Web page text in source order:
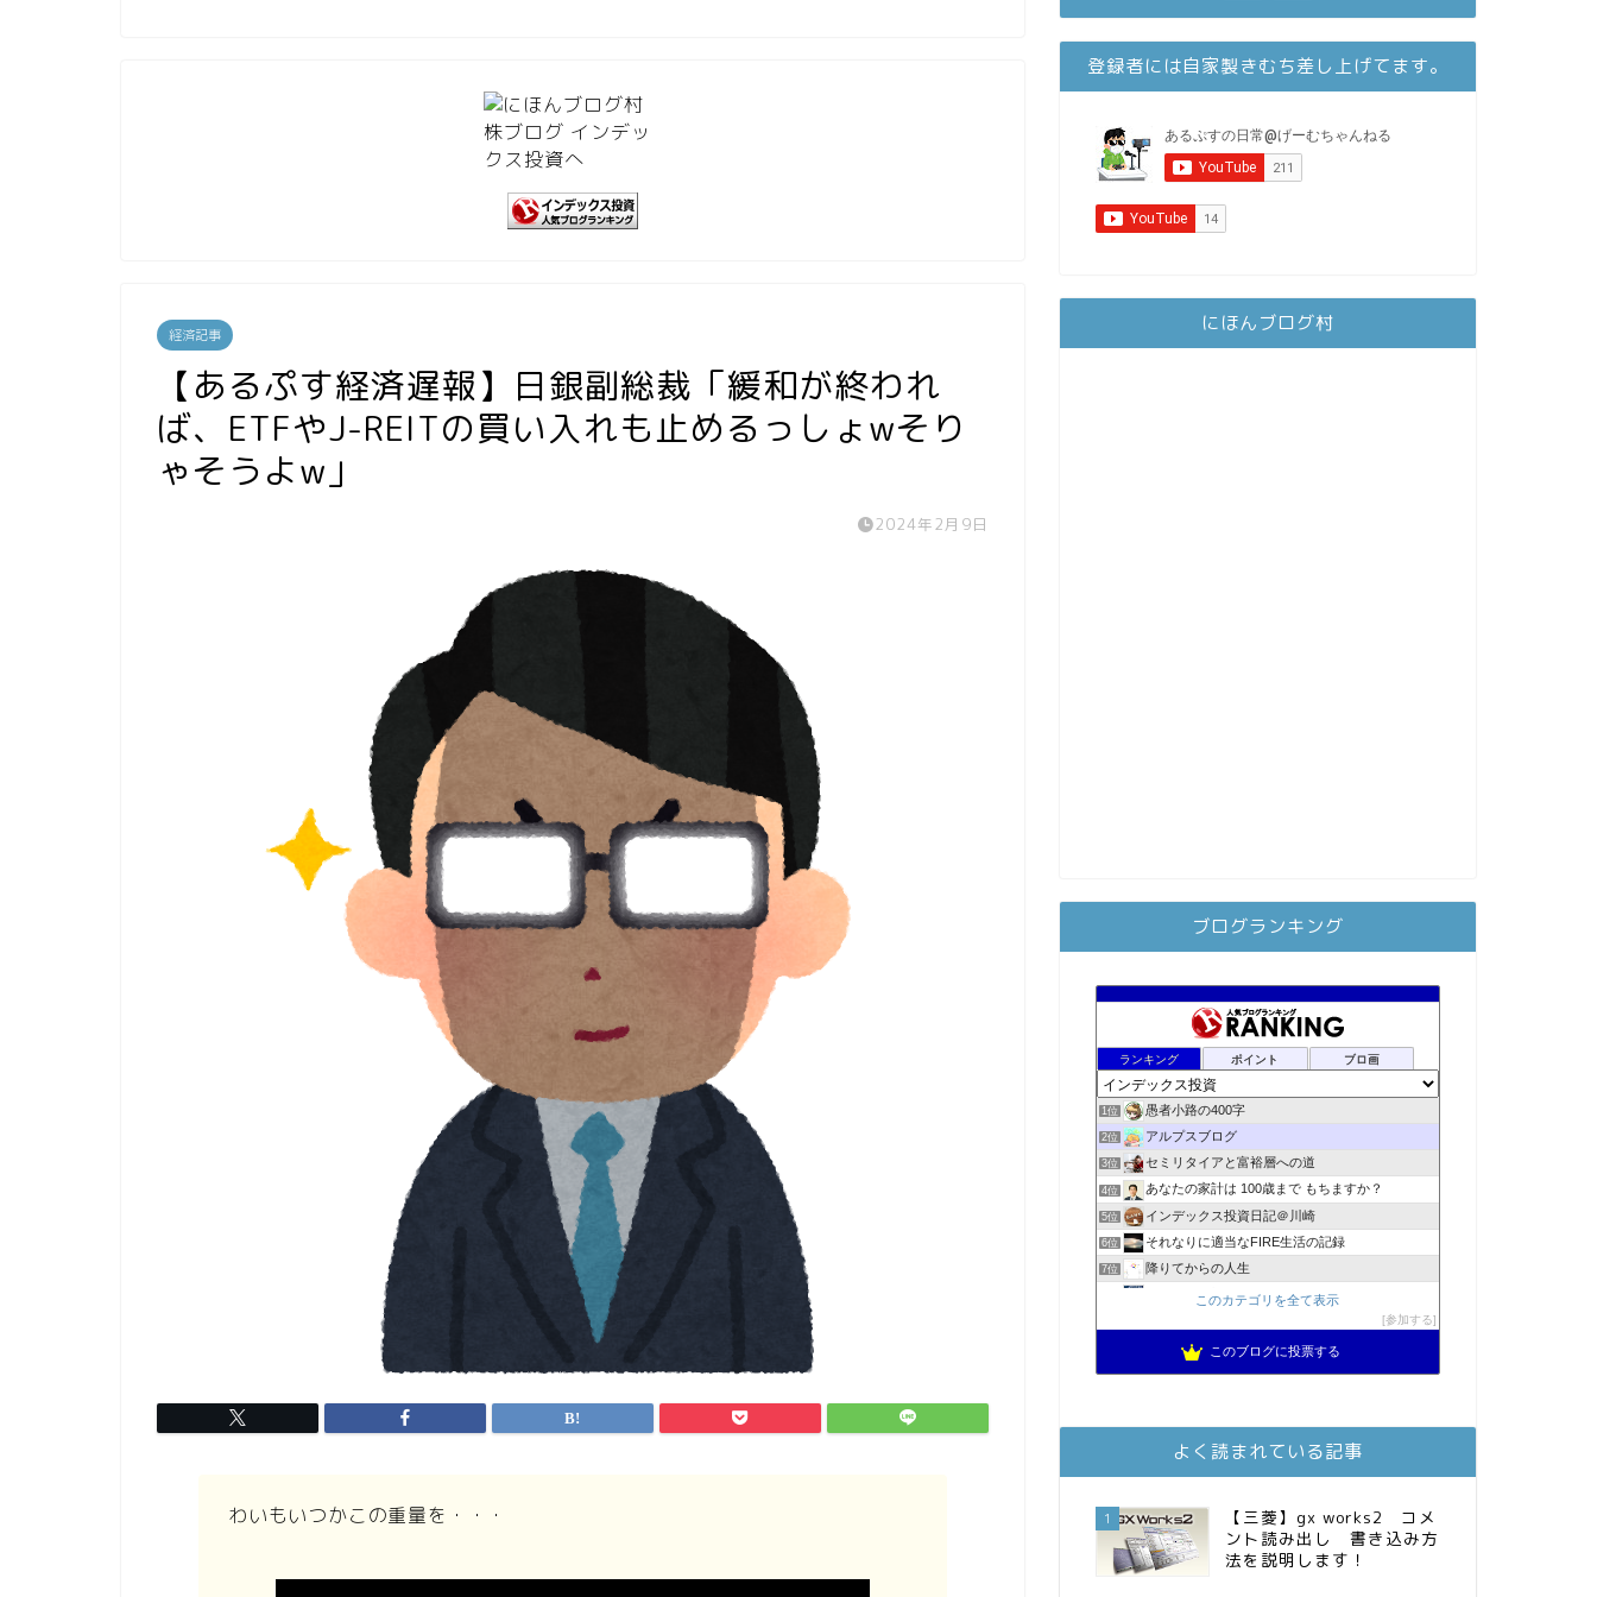
経済記事
【あるぷす経済遅報】日銀副総裁「緩和が終われ
ば、ETFやJ-REITの買い入れも止めるっしょwそり
ゃそうよw」
2024年2月9日
わいもいつかこの重量を・・・
登録者には自家製きむち差し上げてます。
にほんブログ村
ブログランキング
ランキング ポイント ブロ画
1位 愚者小路の400字
2位 アルプスブログ
3位 セミリタイアと富裕層への道
4位 あなたの家計は 100歳まで もちますか？
5位 インデックス投資日記＠川崎
6位 それなりに適当なFIRE生活の記録
7位 降りてからの人生
2023年(46歳)FIRE！！！＠20XX年FIRE！！！
スパコンSEが効率的投資で一家セミリタイアするブログ
3階建ての資産形成
11位 お金に困らない生活（インデックス投資ブログ）
13位 庶民的家族がインデックス投資でセミリタイア目指してみた
MBAのインデックス投資日記
15位 インデックス投資でも富裕層
このカテゴリを全て表示
参加する
このブログに投票する
よく読まれている記事
1
【三菱】gx works2 コメ
ント読み出し 書き込み方
法を説明します！